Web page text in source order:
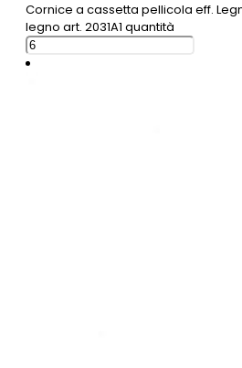
Cornice a cassetta pellicola eff.
legno art. 2031A1 quantità